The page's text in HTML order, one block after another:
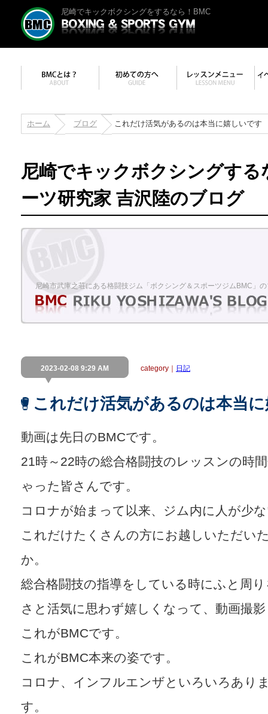
尼崎でキックボクシングをするなら！BMC
ホーム ブログ これだけ活気があるのは本当に嬉しいです
尼崎でキックボクシングす
ーツ研究家 吉沢陸のブログ
尼崎市武庫之荘にある格闘技ジム「ボクシング＆スポーツジムBMC」
2023-02-08 9:29 AM category｜ 日記
これだけ活気があるのは本当
動画は先日のBMCです。
21時～22時の総合格闘技のレッスンの時
ゃった皆さんです。
コロナが始まって以来、ジム内に人が少
これだけたくさんの方にお越しいただい
か。
総合格闘技の指導をしている時にふと周
さと活気に思わず嬉しくなって、動画撮
これがBMCです。
これがBMC本来の姿です。
コロナ、インフルエンザといろいろあり
す。